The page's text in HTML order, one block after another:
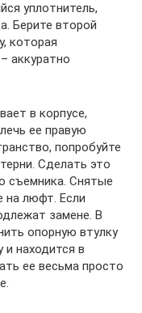
уплотнитель,
Берите второй
которая
аккуратно
в корпусе,
ее правую
попробуйте
Сделать это
съемника. Снятые
на люфт. Если
замене. В
опорную втулку
находится в
ее весьма просто